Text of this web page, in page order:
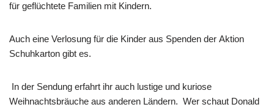
für geflüchtete Familien mit Kindern.
Auch eine Verlosung für die Kinder aus Spenden der Aktion
Schuhkarton gibt es.
In der Sendung erfahrt ihr auch lustige und kuriose
Weihnachtsbräuche aus anderen Ländern. Wer schaut Donald